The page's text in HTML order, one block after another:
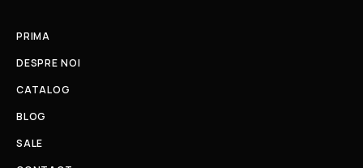
PRIMA
DESPRE NOI
CATALOG
BLOG
SALE